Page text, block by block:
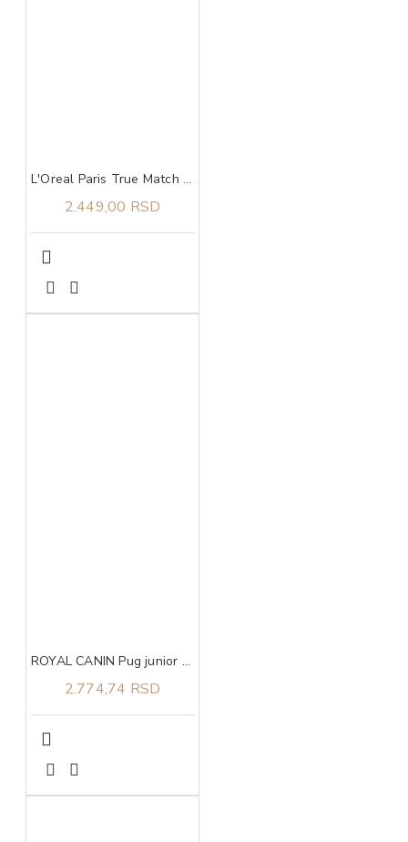
L'Oreal Paris True Match tonirani serum 1-2
2.449,00 RSD
ROYAL CANIN Pug junior 1,5kg
2.774,74 RSD